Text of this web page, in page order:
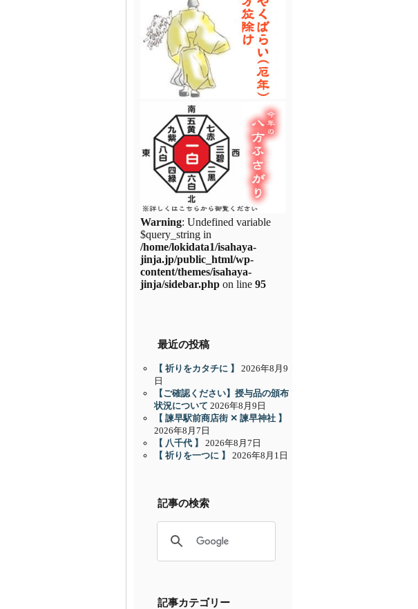
Warning: Undefined variable
$query_string in
/home/lokidata1/isahaya-
jinja.jp/public_html/wp-
content/themes/isahaya-
jinja/sidebar.php on line 95
最近の投稿
【 祈りをカタチに 】
2026年8月9
日
【ご確認ください】授与品の頒布
状況について 2026年8月9日
【 諫早駅前商店街 ✕ 諫早神社 】
2026年8月7日
【 八千代 】
2026年8月7日
【 祈りを一つに 】
2026年8月1日
記事の検索
記事カテゴリー